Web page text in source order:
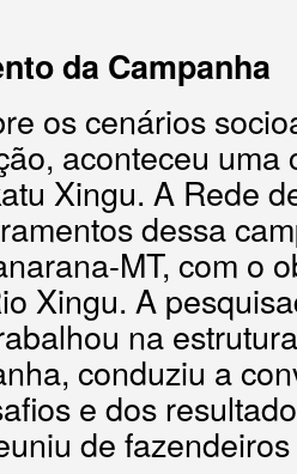
da Campanha
os cenários
aconteceu uma
Xingu. A Rede
dessa
MT, com o
Xingu. A
na
conduziu a
e dos
de